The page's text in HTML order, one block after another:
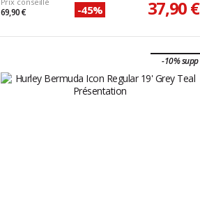
69,90 € -45% 37,90 €
-10% supp